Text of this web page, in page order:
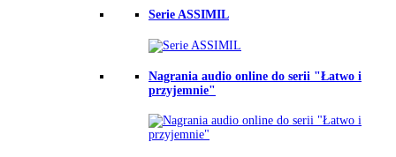
Serie ASSIMIL
Nagrania audio online do serii "Łatwo i
przyjemnie"